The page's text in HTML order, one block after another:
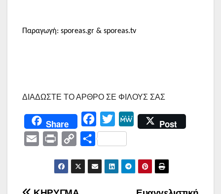
Παραγωγή: sporeas.gr & sporeas.tv
ΔΙΑΔΩΣΤΕ ΤΟ ΑΡΘΡΟ ΣΕ ΦΙΛΟΥΣ ΣΑΣ
Share
a
c
e
w
i
M
e
Post
i
p
Μ
ι